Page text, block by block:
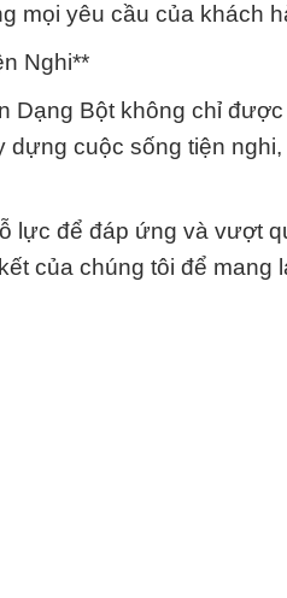
mọi yêu cầu của khách
Nghi**
Dạng Bột không chỉ
cuộc sống tiện
lực để đáp ứng và vượt
của chúng tôi để mang